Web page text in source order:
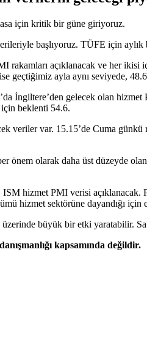
için kritik bir güne giriyoruz.
başlıyoruz. TÜFE için aylık
rakamları açıklanacak ve her
geçtiğimiz ayla aynı seviyede,
İngiltere’den gelecek olan
beklenti 54.6.
veriler var. 15.15’de Cuma
önem olarak daha üst düzeyde
hizmet PMI verisi
hizmet sektörüne dayandığı
büyük bir etki yaratabilir.
kapsamında değildir.